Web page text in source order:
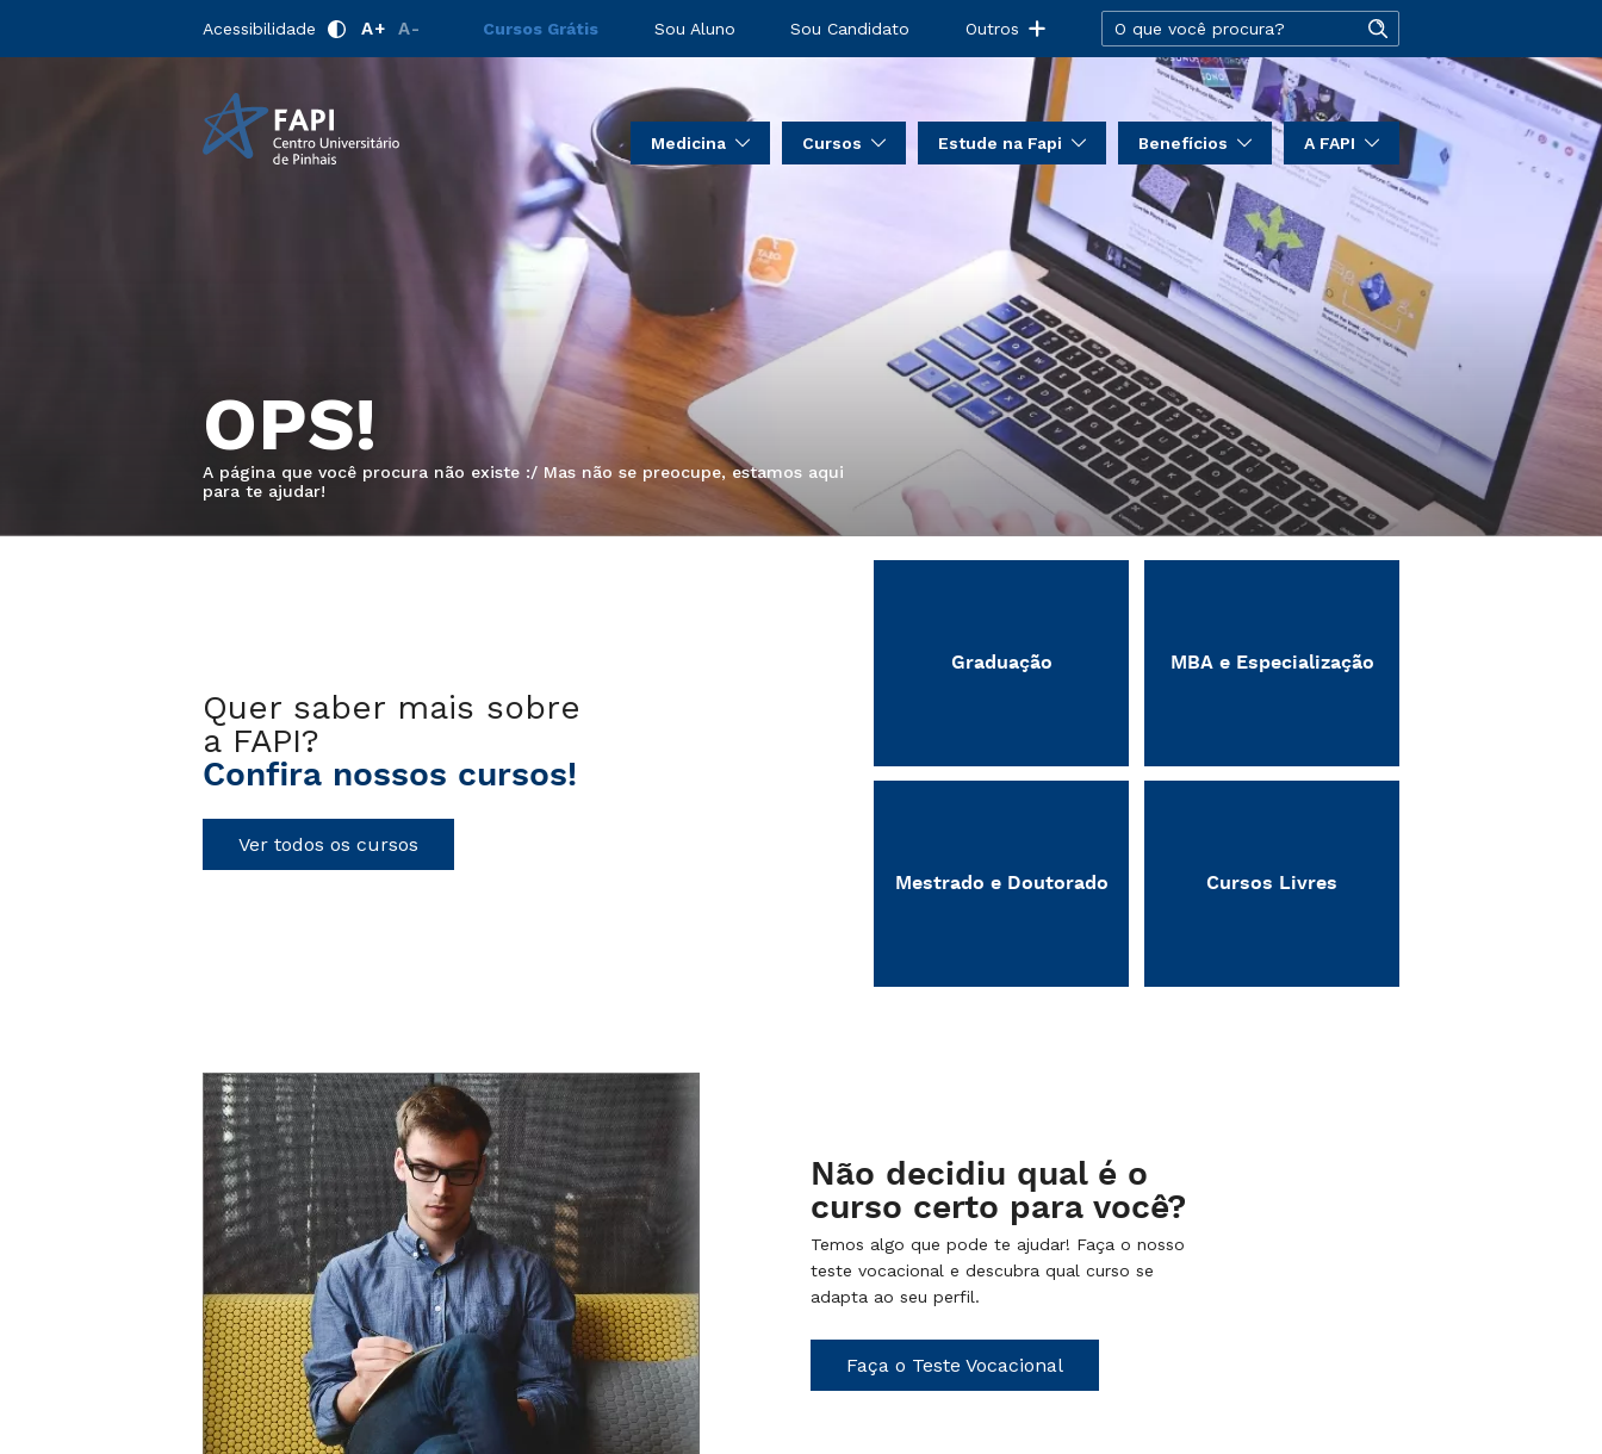
Acessibilidade A+ A- Cursos Grátis Sou Aluno Sou Candidato Outros
Medicina Cursos Estude na Fapi Benefícios A FAPI
OPS!
A página que você procura não existe :/ Mas não se preocupe, estamos aqui
para te ajudar!
Quer saber mais sobre
a FAPI?
Confira nossos cursos!
Ver todos os cursos
Graduação MBA e Especialização
Mestrado e Doutorado Cursos Livres
Não decidiu qual é o
curso certo para você?
Temos algo que pode te ajudar! Faça o nosso
teste vocacional e descubra qual curso se
adapta ao seu perfil.
Faça o Teste Vocacional